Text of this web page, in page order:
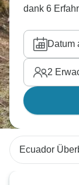
dank 6
Datum
2
Ecuador